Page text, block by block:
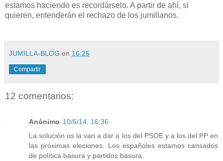
estamos haciendo es recordárselo. A partir de ahí, si
quieren, entenderán el rechazo de los jumillanos.
JUMILLA-BLOG en 16:25
Compartir
12 comentarios:
Anónimo 10/6/14, 16:36
La solución os la van a dar a los del PSOE y a los del PP en
las próximas eleciones. Los españoles estamos cansados
de política basura y partidos basura.